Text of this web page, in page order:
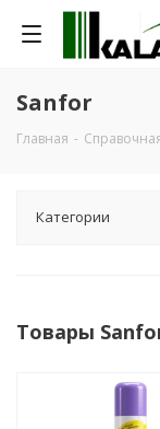
Sanfor
Главная -
Категории
Товары